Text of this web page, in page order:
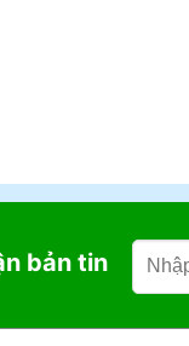
bản tin